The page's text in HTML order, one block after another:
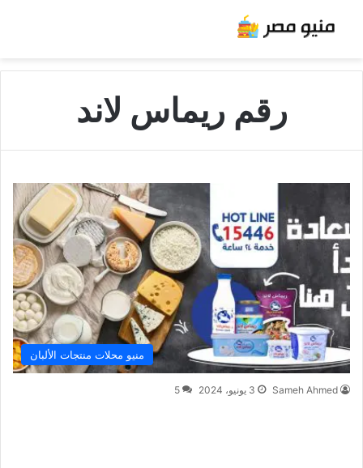
رقم ريماس لاند
منيو محلات منتجات الألبان
Sameh Ahmed 3 يونيو، 2024 5